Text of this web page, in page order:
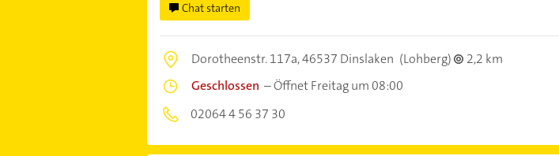
Chat starten
Dorotheenstr. 117a,46537 Dinslaken (Lohberg)
2,2 km
Geschlossen –Öffnet Freitag um 08:00
02064 4 56 37 30